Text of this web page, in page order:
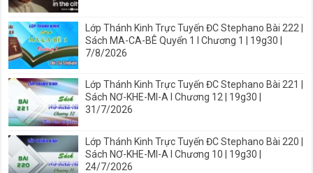
Lớp Thánh Kinh Trực Tuyến ĐC Stephano Bài 222 |
Sách MA-CA-BÊ Quyển 1 I Chương 1 | 19g30 |
7/8/2026
Lớp Thánh Kinh Trực Tuyến ĐC Stephano Bài 221 |
Sách NƠ-KHE-MI-A I Chương 12 | 19g30 |
31/7/2026
Lớp Thánh Kinh Trực Tuyến ĐC Stephano Bài 220 |
Sách NƠ-KHE-MI-A I Chương 10 | 19g30 |
24/7/2026